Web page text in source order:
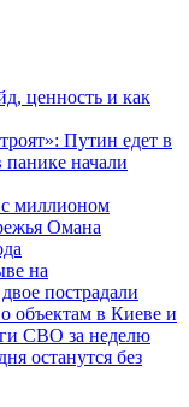
ценность и как
Путин едет в
начали
миллионом
Омана
на
пострадали
объектам в Киеве и
СВО за неделю
останутся без